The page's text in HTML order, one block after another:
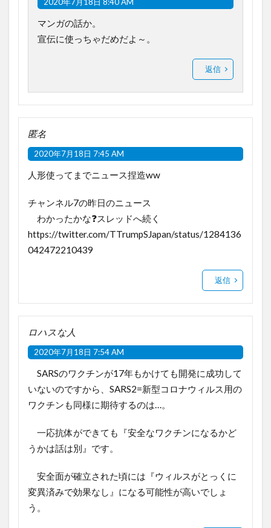
2020年7月18日 8:40 AM
マンガの話か。
宣伝に使っちゃだめだよ～。
返信
匿名
2020年7月18日 7:45 AM
人形使ってまでニュース捏造ww
チャンネル7の昨日のニュース
わかったかな❓スレッドへ続く
https://twitter.com/TTrumpSJapan/status/1284136
042472210439
返信
ロハスな人
2020年7月18日 7:54 AM
SARSのワクチンが17年もかけても開発に成功して
いないのですから、SARS2=新型コロナウィルス用の
ワクチンも同様に期待するのは…。
一応抗体ができても『安全なワクチンになるかど
うかは話は別』です。
安全面が確立された頃には『ウィルスがとっくに
変異済みで効果なし』になる可能性が高いでしょ
う。